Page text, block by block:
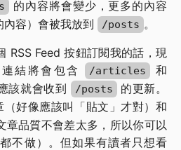
的內容將會變少，更多的內容
內容）會被我放到
/posts 。
RSS Feed 按鈕訂閱我的話，現
連結將會包含 /articles 和
該就會收到 /posts
的更新。
（好像應該叫「貼文」才對）和
章品質不會差太多，所以你可以
不做）。但如果有讀者只想看